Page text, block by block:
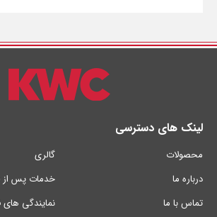
لینک های دسترسی
محصولات
درباره ما
تماس با ما
گالری
خدمات پس
نمایندگی